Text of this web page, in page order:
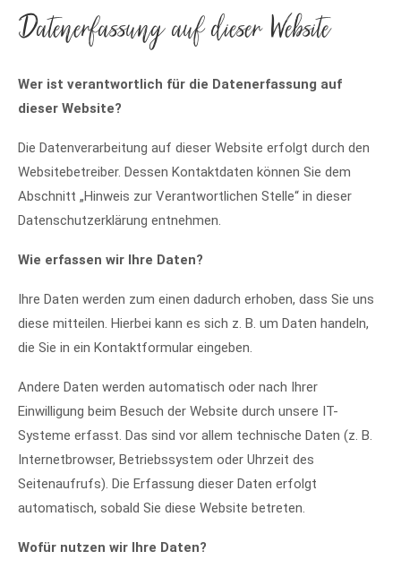
Datenerfassung auf dieser Website
Wer ist verantwortlich für die Datenerfassung auf
dieser Website?
Die Datenverarbeitung auf dieser Website erfolgt durch den
Websitebetreiber. Dessen Kontaktdaten können Sie dem
Abschnitt „Hinweis zur Verantwortlichen Stelle“ in dieser
Datenschutzerklärung entnehmen.
Wie erfassen wir Ihre Daten?
Ihre Daten werden zum einen dadurch erhoben, dass Sie uns
diese mitteilen. Hierbei kann es sich z. B. um Daten handeln,
die Sie in ein Kontaktformular eingeben.
Andere Daten werden automatisch oder nach Ihrer
Einwilligung beim Besuch der Website durch unsere IT-
Systeme erfasst. Das sind vor allem technische Daten (z. B.
Internetbrowser, Betriebssystem oder Uhrzeit des
Seitenaufrufs). Die Erfassung dieser Daten erfolgt
automatisch, sobald Sie diese Website betreten.
Wofür nutzen wir Ihre Daten?